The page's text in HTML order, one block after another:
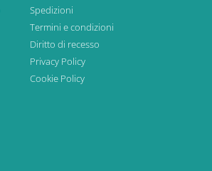
Spedizioni
Termini e condizioni
Diritto di recesso
Privacy Policy
Cookie Policy